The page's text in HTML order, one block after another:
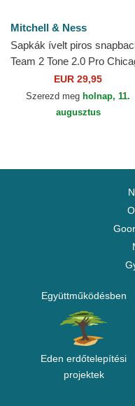
Mitchell & Ness
Sapkák ívelt piros
Team 2 Tone 2.0 Pro
Bulls NBA Mitchell & Ness
EUR 29,95
Szerezd meg holnap, 11.
augusztus
Együttműködésben
Eden erdőtelepítési
projektek